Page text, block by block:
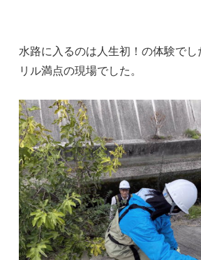
水路に入るのは人生初！の体験でし
リル満点の現場でした。